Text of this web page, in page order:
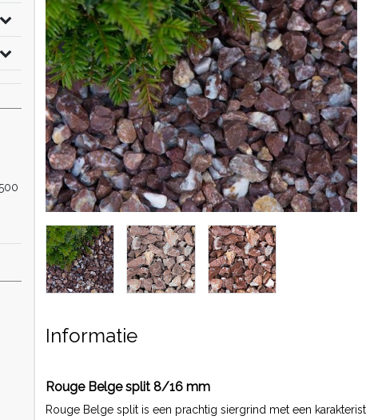
Informatie
Rouge Belge split 8/16 mm
Rouge Belge split is een prachtig siergrind met een